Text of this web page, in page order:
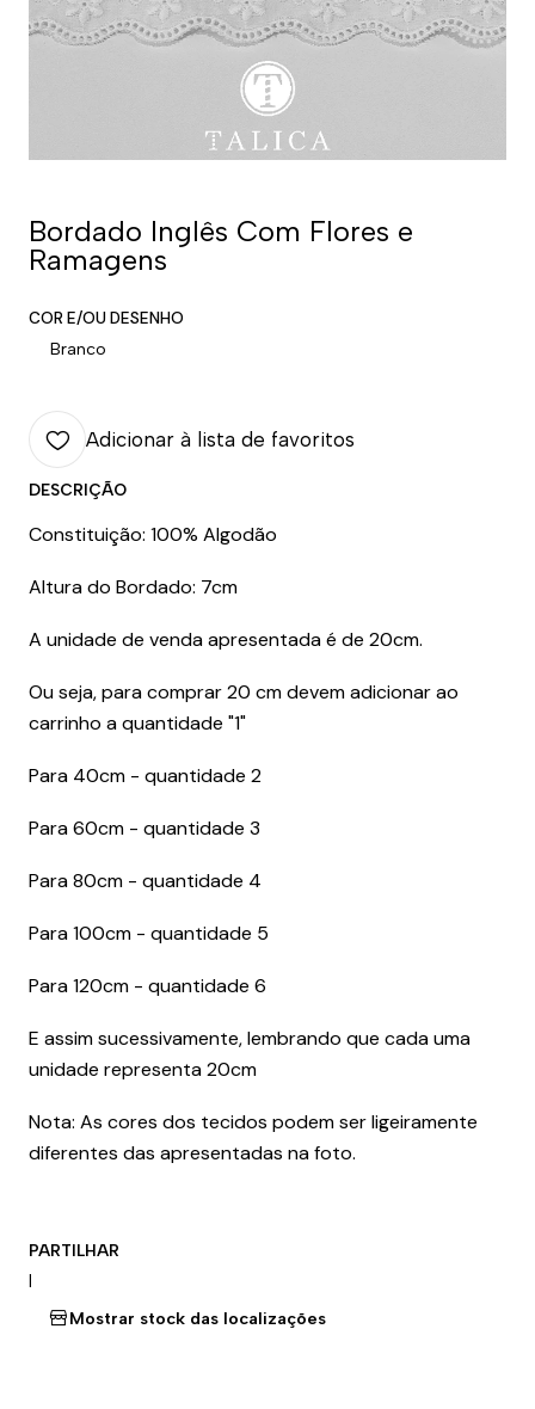
Bordado Inglês Com Flores e
Ramagens
COR E/OU DESENHO
Branco
Adicionar à lista de favoritos
DESCRIÇÃO
Constituição: 100% Algodão
Altura do Bordado: 7cm
A unidade de venda apresentada é de 20cm.
Ou seja, para comprar 20 cm devem adicionar ao
carrinho a quantidade "1"
Para 40cm - quantidade 2
Para 60cm - quantidade 3
Para 80cm - quantidade 4
Para 100cm - quantidade 5
Para 120cm - quantidade 6
E assim sucessivamente, lembrando que cada uma
unidade representa 20cm
Nota: As cores dos tecidos podem ser ligeiramente
diferentes das apresentadas na foto.
PARTILHAR
|
Mostrar stock das localizações